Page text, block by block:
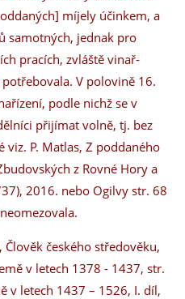
míjely účinkem, a
samotných, jednak pro
pracích, zvláště vinař­
V polovině 16.
podle nichž se v
přijímat volně, tj. bez
viz. P. Matlas, Z poddaného
z Rovné Hory a
2016. nebo Ogilvy str. 68
Člověk českého středověku,
v letech 1378 - 1437, str.
v letech 1437 – 1526, I. díl,